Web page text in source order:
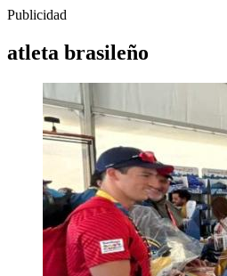
Publicidad
atleta brasileño